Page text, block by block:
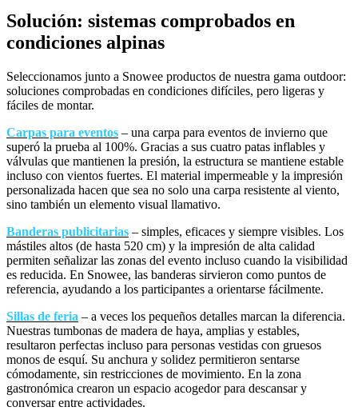
Solución: sistemas comprobados en
condiciones alpinas
Seleccionamos junto a Snowee productos de nuestra gama outdoor:
soluciones comprobadas en condiciones difíciles, pero ligeras y
fáciles de montar.
Carpas para eventos – una carpa para eventos de invierno que
superó la prueba al 100%. Gracias a sus cuatro patas inflables y
válvulas que mantienen la presión, la estructura se mantiene estable
incluso con vientos fuertes. El material impermeable y la impresión
personalizada hacen que sea no solo una carpa resistente al viento,
sino también un elemento visual llamativo.
Banderas publicitarias – simples, eficaces y siempre visibles. Los
mástiles altos (de hasta 520 cm) y la impresión de alta calidad
permiten señalizar las zonas del evento incluso cuando la visibilidad
es reducida. En Snowee, las banderas sirvieron como puntos de
referencia, ayudando a los participantes a orientarse fácilmente.
Sillas de feria – a veces los pequeños detalles marcan la diferencia.
Nuestras tumbonas de madera de haya, amplias y estables,
resultaron perfectas incluso para personas vestidas con gruesos
monos de esquí. Su anchura y solidez permitieron sentarse
cómodamente, sin restricciones de movimiento. En la zona
gastronómica crearon un espacio acogedor para descansar y
conversar entre actividades.